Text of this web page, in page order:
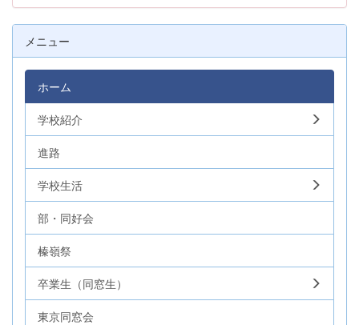
メニュー
ホーム
学校紹介
進路
学校生活
部・同好会
榛嶺祭
卒業生（同窓生）
東京同窓会